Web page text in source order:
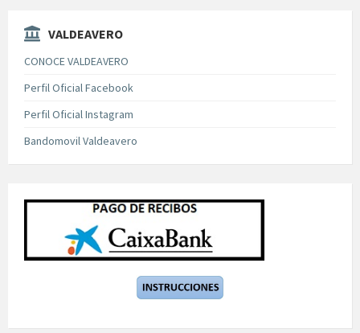
VALDEAVERO
CONOCE VALDEAVERO
Perfil Oficial Facebook
Perfil Oficial Instagram
Bandomovil Valdeavero